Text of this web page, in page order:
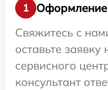
1
Оформление
Свяжитесь с
оставьте заявку
сервисного
консультант